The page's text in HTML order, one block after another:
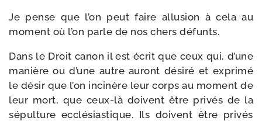
Je pense que l’on peut faire allu­sion à cela au
moment où l’on parle de nos chers défunts.
Dans le Droit canon il est écrit que ceux qui, d’une
manière ou d’une autre auront dési­ré et expri­mé
le désir que l’on inci­nère leur corps au moment de
leur mort, que ceux-​là doivent être pri­vés de la
sépul­ture ecclé­sias­tique. Ils doivent être pri­vés